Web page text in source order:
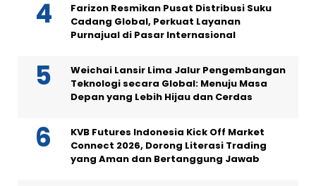
Farizon Resmikan Pusat Distribusi Suku
Cadang Global, Perkuat Layanan
Purnajual di Pasar Internasional
Weichai Lansir Lima Jalur Pengembangan
Teknologi secara Global: Menuju Masa
Depan yang Lebih Hijau dan Cerdas
KVB Futures Indonesia Kick Off Market
Connect 2026, Dorong Literasi Trading
yang Aman dan Bertanggung Jawab